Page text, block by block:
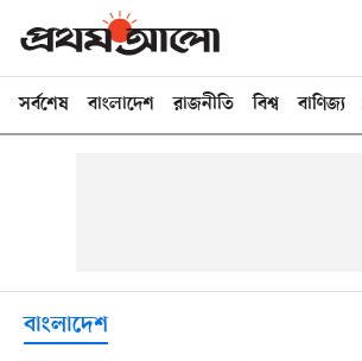
সর্বশেষ বাংলাদেশ রাজনীতি বিশ্ব বাণিজ্য
বাংলাদেশ